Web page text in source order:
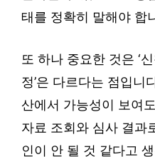
태를 정확히 말해야 합
또 하나 중요한 것은 ‘
정’은 다르다는 점입니
산에서 가능성이 보여
자료 조회와 심사 결과
인이 안 될 것 같다고